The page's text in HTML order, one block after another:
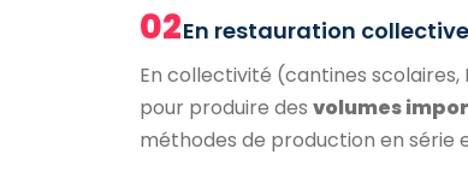
02En restauration collective
En collectivité (cantines scolaires,
pour produire des volumes
méthodes de production en série